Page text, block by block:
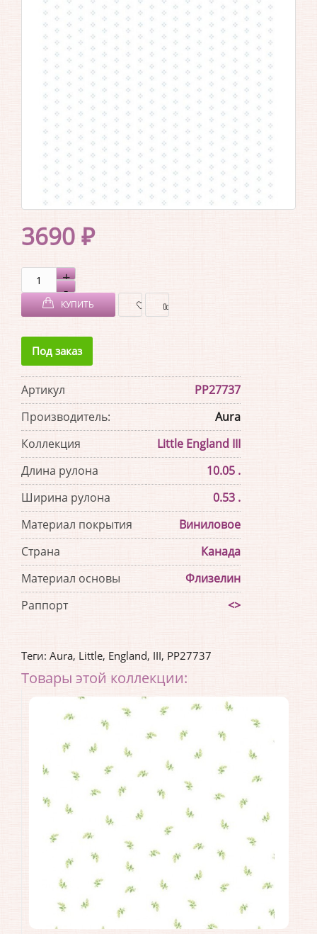
3690 ₽
КУПИТЬ
Под заказ
Артикул
PP27737
Производитель:
Aura
Коллекция
Little England III
Длина рулона
10.05 .
Ширина рулона
0.53 .
Материал покрытия
Виниловое
Страна
Канада
Материал основы
Флизелин
Раппорт
<>
Теги: Aura, Little, England, III, PP27737
Товары этой коллекции: